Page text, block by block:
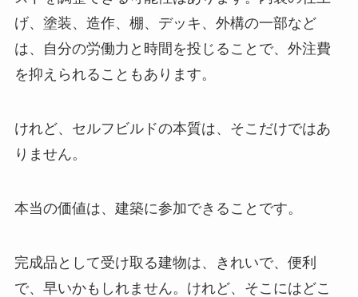
げ、塗装、造作、棚、デッキ、外構の一部など
は、自分の労働力と時間を投じることで、外注費
を抑えられることもあります。
けれど、セルフビルドの本質は、そこだけではあ
りません。
本当の価値は、建築に参加できることです。
完成品として受け取る建物は、きれいで、便利
で、早いかもしれません。けれど、そこにはどこ